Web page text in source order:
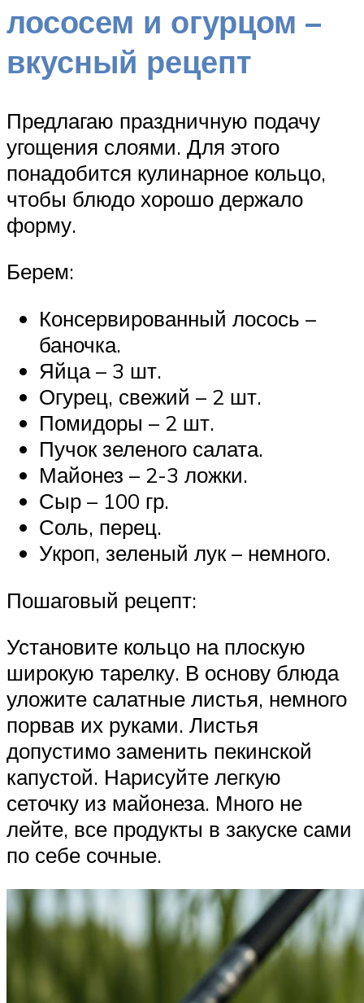
лососем и огурцом –
вкусный рецепт
Предлагаю праздничную подачу
угощения слоями. Для этого
понадобится кулинарное кольцо,
чтобы блюдо хорошо держало
форму.
Берем:
Консервированный лосось –
баночка.
Яйца – 3 шт.
Огурец, свежий – 2 шт.
Помидоры – 2 шт.
Пучок зеленого салата.
Майонез – 2-3 ложки.
Сыр – 100 гр.
Соль, перец.
Укроп, зеленый лук – немного.
Пошаговый рецепт:
Установите кольцо на плоскую
широкую тарелку. В основу блюда
уложите салатные листья, немного
порвав их руками. Листья
допустимо заменить пекинской
капустой. Нарисуйте легкую
сеточку из майонеза. Много не
лейте, все продукты в закуске сами
по себе сочные.